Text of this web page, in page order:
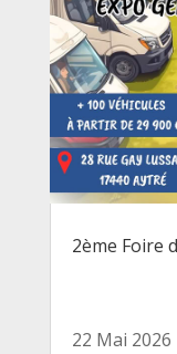
2ème Foire
22 Mai 2026